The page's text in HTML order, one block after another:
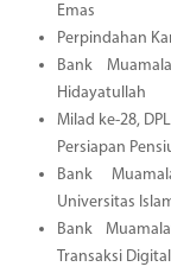
Emas
Perpindahan
Bank
Hidayatullah
Milad ke-28,
Persiapan
Bank
Universitas
Bank
Transaksi